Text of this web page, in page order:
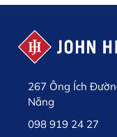
267 Ông Ích
Nẵng
098 919 24 27